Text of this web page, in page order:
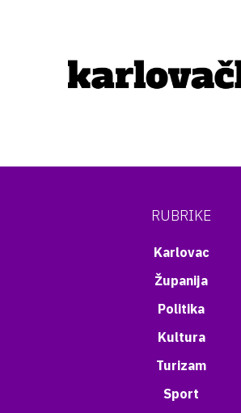
RUBRIKE
Karlovac
Županija
Politika
Kultura
Turizam
Sport